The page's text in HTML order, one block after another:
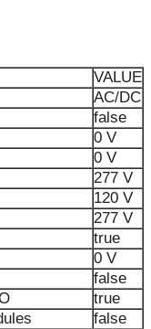
VALUE
AC/DC
false
0 V
0 V
277 V
120 V
277 V
true
0 V
false
true
false